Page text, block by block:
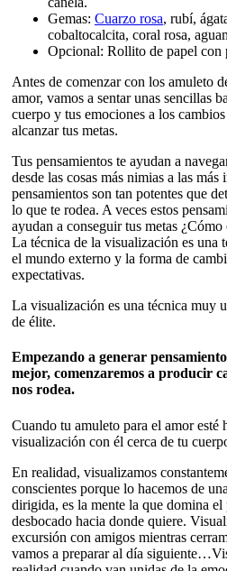
Gemas: Cuarzo rosa, rubí,
cobaltocalcita, coral rosa,
Opcional: Rollito de papel con
Antes de comenzar con los amuleto
amor, vamos a sentar unas sencillas
cuerpo y tus emociones a los
alcanzar tus metas.
Tus pensamientos te ayudan a
desde las cosas más nimias a las más
pensamientos son tan potentes que
lo que te rodea. A veces estos
ayudan a conseguir tus metas
La técnica de la visualización es una
el mundo externo y la forma de
expectativas.
La visualización es una técnica muy
de élite.
Empezando a generar
mejor, comenzaremos a producir
nos rodea.
Cuando tu amuleto para el amor esté
visualización con él cerca de tu
En realidad, visualizamos
conscientes porque lo hacemos de
dirigida, es la mente la que domina
desbocado hacia donde quiere.
excursión con amigos mientras
vamos a preparar al día